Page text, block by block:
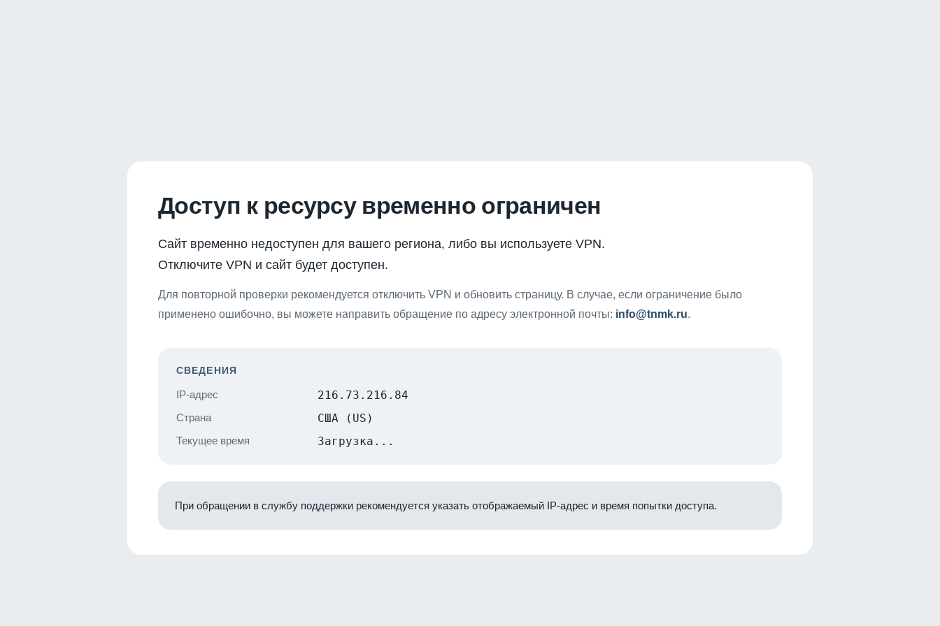
Доступ к ресурсу временно ограничен
Сайт временно недоступен для вашего региона, либо вы используете VPN.
Отключите VPN и сайт будет доступен.
Для повторной проверки рекомендуется отключить VPN и обновить страницу. В случае, если ограничение было
применено ошибочно, вы можете направить обращение по адресу электронной почты: info@tnmk.ru.
СВЕДЕНИЯ
IP-адрес 216.73.216.84
Страна США (US)
Текущее время Загрузка...
При обращении в службу поддержки рекомендуется указать отображаемый IP-адрес и время попытки доступа.